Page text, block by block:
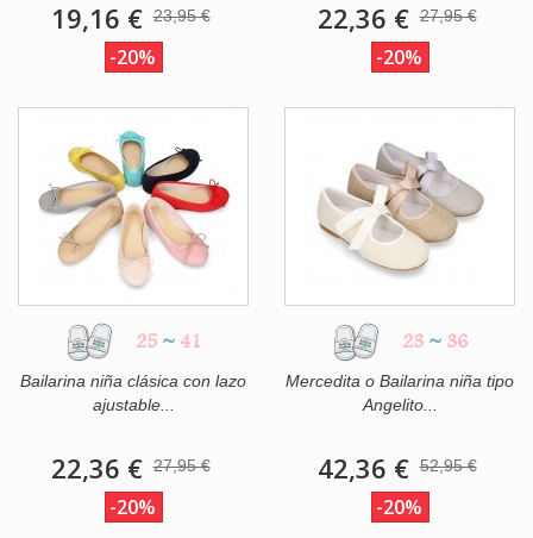
19,16 € 23,95 €
-20%
22,36 € 27,95 €
-20%
25 ~ 41
Bailarina niña clásica con lazo
ajustable...
22,36 € 27,95 €
-20%
23 ~ 36
Mercedita o Bailarina niña tipo
Angelito...
42,36 € 52,95 €
-20%